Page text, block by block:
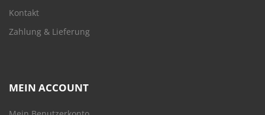
Kontakt
Zahlung & Lieferung
MEIN ACCOUNT